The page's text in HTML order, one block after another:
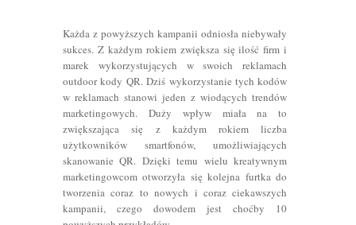
Każda z powyższych kampanii odniosła niebywały
sukces. Z każdym rokiem zwiększa się ilość firm i
marek wykorzystujących w swoich reklamach
outdoor kody QR. Dziś wykorzystanie tych kodów
w reklamach stanowi jeden z wiodących trendów
marketingowych. Duży wpływ miała na to
zwiększająca się z każdym rokiem liczba
użytkowników smartfonów, umożliwiających
skanowanie QR. Dzięki temu wielu kreatywnym
marketingowcom otworzyła się kolejna furtka do
tworzenia coraz to nowych i coraz ciekawszych
kampanii, czego dowodem jest choćby 10